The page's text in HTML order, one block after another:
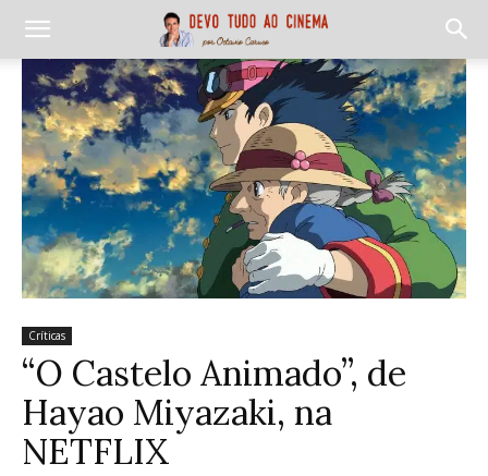
Críticas
“O Castelo Animado”, de
Hayao Miyazaki, na
NETFLIX